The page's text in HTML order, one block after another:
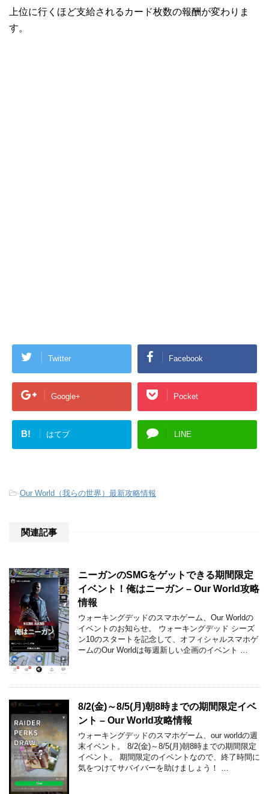
上位に行くほど支給されるカード枚数の報酬が変わりま
す。
Twitter Facebook
Google+ Pocket
B! はてブ LINE
-Our World（我らの世界）最新攻略情報
関連記事
ニーガンのSMGをゲットできる期間限定
イベント！俺はニーガン – Our World攻略
情報
ウォーキングデッドのスマホゲーム、Our Worldの
イベントのお知らせ。 ウォーキングデッド シーズ
ン10のスタートを記念して、オフィシャルスマホゲ
ームのOur Worldは毎週新しい企画のイベント …
8/2(金)～8/5(月)朝8時までの期間限定イベ
ント – Our World攻略情報
ウォーキングデッドのスマホゲーム、our worldの週
末イベント。 8/2(金)～8/5(月)朝8時までの期間限定
イベント。 期間限定のイベントなので、終了時間に
気をつけてサバイバーを助けましょう！ …